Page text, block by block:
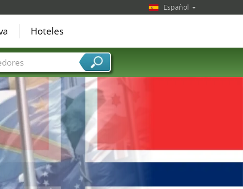
Español
Hoteles
proveedor de servicios